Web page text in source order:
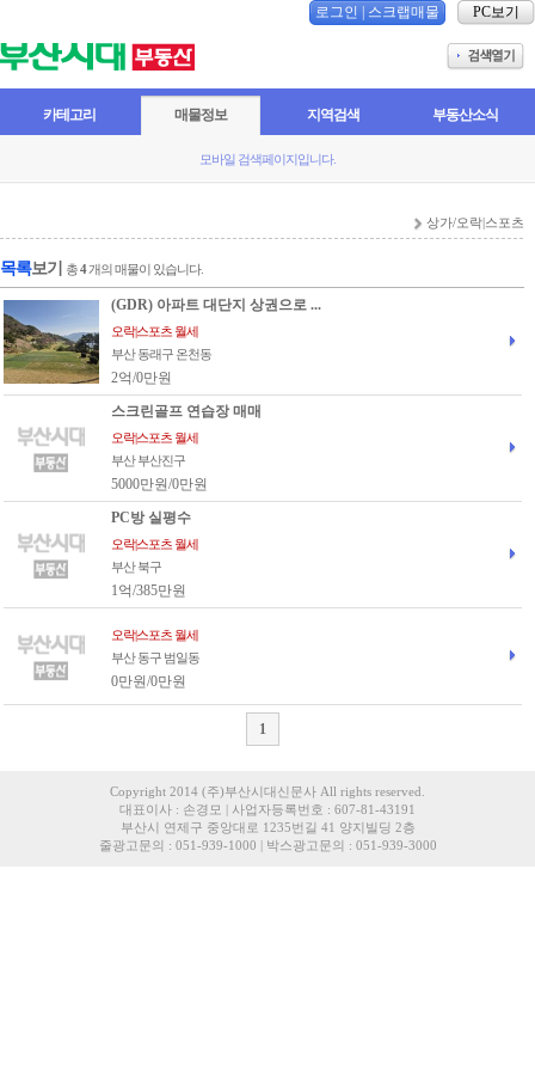
로그인 스크랩매물 PC보기
카테고리 매물정보 지역검색 부동산소식
모바일 검색페이지입니다.
상가/오락|스포츠
목록보기 총4개의 매물이 있습니다.
(GDR) 아파트 대단지 상권으로 ...
오락|스포츠 월세
부산 동래구 온천동
2억/0만원
스크린골프 연습장 매매
오락|스포츠 월세
부산 부산진구
5000만원/0만원
PC방 실평수
오락|스포츠 월세
부산 북구
1억/385만원
오락|스포츠 월세
부산 동구 범일동
0만원/0만원
1
Copyright 2014 (주)부산시대신문사 All rights reserved.
대표이사 : 손경모 | 사업자등록번호 : 607-81-43191
부산시 연제구 중앙대로 1235번길 41 양지빌딩 2층
줄광고문의 : 051-939-1000 | 박스광고문의 : 051-939-3000